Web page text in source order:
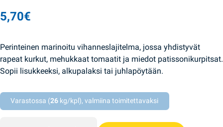
5,70€
Perinteinen marinoitu vihanneslajitelma, jossa yhdistyvät
rapeat kurkut, mehukkaat tomaatit ja miedot patissonikurpitsat.
Sopii lisukkeeksi, alkupalaksi tai juhlapöytään.
Varastossa (26 kg/kpl), valmiina toimitettavaksi
Vihanneslajitelma pattisonia tomaatteja kurkkuja 900g